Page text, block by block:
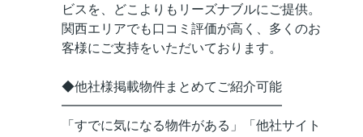
ビスを、どこよりもリーズナブルにご提供。
関西エリアでも口コミ評価が高く、多くのお
客様にご支持をいただいております。
◆他社様掲載物件まとめてご紹介可能
━━━━━━━━━━━━━━━━━
「すでに気になる物件がある」「他社サイト